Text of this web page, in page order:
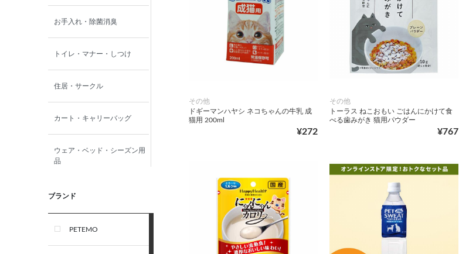
お手入れ・除菌消臭
トイレ・マナー・しつけ
住居・サークル
カート・キャリーバッグ
ウェア・ベッド・シーズン用
品
首輪・ハーネス(胴輪)・リー
ブランド
PETEMO
その他
ドギーマンハヤシ ネコちゃんの牛乳 成
猫用 200ml
¥272
その他
トーラス ねこおもい ごはんにかけて食
べる歯みがき 猫用パウダー
¥767